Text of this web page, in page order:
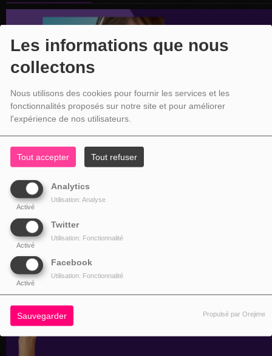
Les informations que nous
collectons
Nous utilisons des cookies pour fournir les services et les
fonctionnalités proposés sur notre site et pour améliorer
l'expérience de nos utilisateurs.
Tout accepter Tout refuser
Analytics
Activé
Utilisation: Analyse
Twitter
Activé
Utilisation: Fonctionnalité
Facebook
Activé
Utilisation: Fonctionnalité
Sauvegarder Propulsé par Orejime